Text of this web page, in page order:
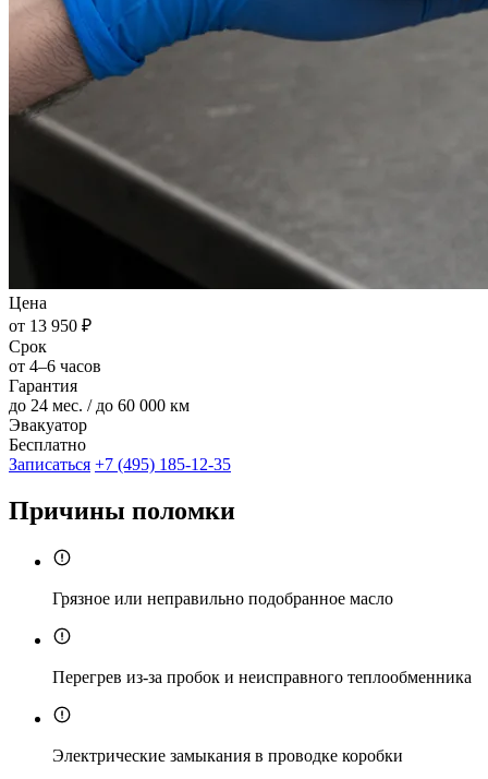
Цена
от 13 950 ₽
Срок
от 4–6 часов
Гарантия
до 24 мес. / до 60 000 км
Эвакуатор
Бесплатно
Записаться +7 (495) 185-12-35
Причины поломки
Грязное или неправильно подобранное масло
Перегрев из-за пробок и неисправного теплообменника
Электрические замыкания в проводке коробки